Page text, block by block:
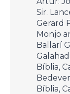
Sir.
Gerard
Monjo
Ballarí
Bíblia,
Bíblia,